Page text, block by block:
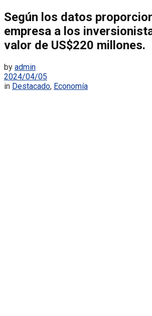
Según los datos
empresa a los
valor de US$220 millones.
by admin
2024/04/05
in Destacado, Economía